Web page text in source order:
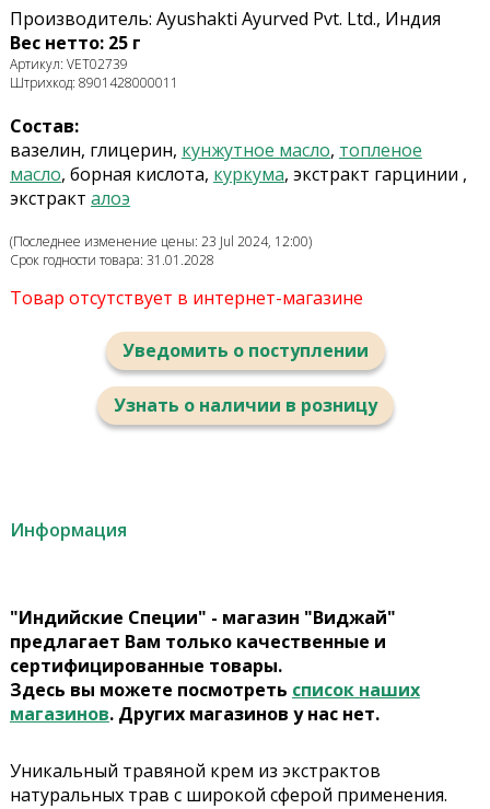
Производитель: Ayushakti Ayurved Pvt. Ltd., Индия
Вес нетто: 25 г
Артикул: VET02739
Штрихкод: 8901428000011
Состав:
вазелин, глицерин, кунжутное масло, топленое
масло, борная кислота, куркума, экстракт гарцинии ,
экстракт алоэ
(Последнее изменение цены: 23 Jul 2024, 12:00)
Срок годности товара: 31.01.2028
Товар отсутствует в интернет-магазине
Уведомить о поступлении
Узнать о наличии в розницу
Информация
"Индийские Специи" - магазин "Виджай"
предлагает Вам только качественные и
сертифицированные товары.
Здесь вы можете посмотреть список наших
магазинов. Других магазинов у нас нет.
Уникальный травяной крем из экстрактов
натуральных трав с широкой сферой применения.